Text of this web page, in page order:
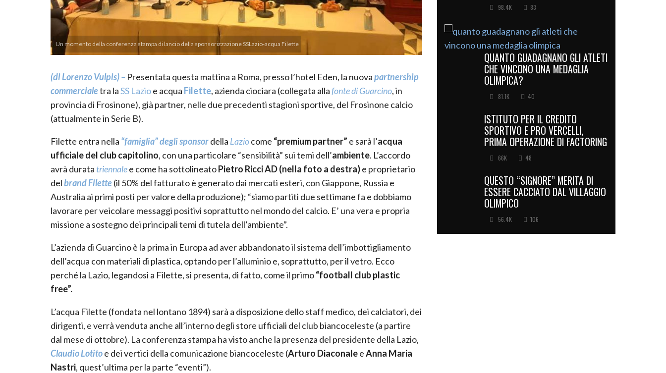
Un momento della conferenza stampa di lancio della sponsorizzazione SSLazio-acqua Filette
(di Lorenzo Vulpis) – Presentata questa mattina a Roma, presso l’hotel Eden, la nuovapartnership
commercialetra laSS Lazioe acqua Filette, azienda ciociara (collegata allafonte di Guarcino, in
provincia di Frosinone), già partner, nelle due precedenti stagioni sportive, del Frosinone calcio
(attualmente in Serie B).
Filette entra nella “famiglia” degli sponsordella Laziocome “premium partner” e sarà l’acqua
ufficiale del club capitolino, con una particolare “sensibilità” sui temi dell’ambiente. L’accordo
avrà durata triennalee come ha sottolineatoPietro Ricci AD (nella foto a destra)e proprietario
delbrand Filette(il 50% del fatturato è generato dai mercati esteri, con Giappone, Russia e
Australia ai primi posti per valore della produzione); “siamo partiti due settimane fa e dobbiamo
lavorare per veicolare messaggi positivi soprattutto nel mondo del calcio. E’ una vera e propria
missione a sostegno dei principali temi di tutela dell’ambiente”.
L’azienda di Guarcino è la prima in Europa ad aver abbandonato il sistema dell’imbottigliamento
dell’acqua con materiali di plastica, optando per l’alluminio e, soprattutto, per il vetro. Ecco
perché la Lazio, legandosi a Filette, si presenta, di fatto, come il primo“football club plastic
free”.
L’acqua Filette (fondata nel lontano 1894) sarà a disposizione dello staff medico, dei calciatori, dei
dirigenti, e verrà venduta anche all’interno degli store ufficiali del club biancoceleste (a partire
dal mese di ottobre). La conferenza stampa ha visto anche la presenza del presidente della Lazio,
Claudio Lotitoe dei vertici della comunicazione biancoceleste (Arturo DiaconaleeAnna Maria
Nastri, quest’ultima per la parte “eventi”).
98.4K 83
QUANTO GUADAGNANO GLI ATLETI
CHE VINCONO UNA MEDAGLIA
OLIMPICA?
81.1K 40
ISTITUTO PER IL CREDITO
SPORTIVO E PRO VERCELLI,
PRIMA OPERAZIONE DI FACTORING
66K 48
QUESTO “SIGNORE” MERITA DI
ESSERE CACCIATO DAL VILLAGGIO
OLIMPICO
56.4K 106